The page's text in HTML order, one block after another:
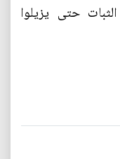
حتى يزيلوا